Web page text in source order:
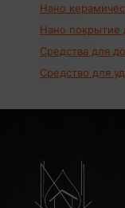
Нано
Нано покрытие
Средства для
Средство для